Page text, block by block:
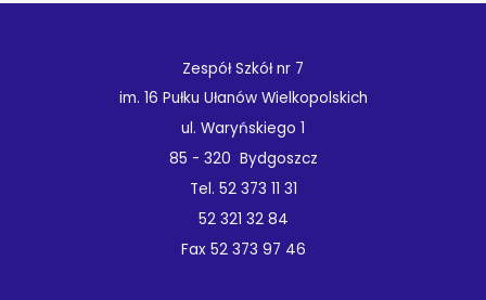
Zespół Szkół nr 7
im. 16 Pułku Ułanów Wielkopolskich
ul. Waryńskiego 1
85 - 320 Bydgoszcz
Tel. 52 373 11 31
52 321 32 84
Fax 52 373 97 46